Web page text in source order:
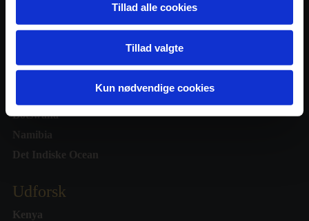
Tillad alle cookies
Tillad valgte
Kun nødvendige cookies
Kenya
Uganda
Botswana
Namibia
Det Indiske Ocean
Udforsk
Kenya